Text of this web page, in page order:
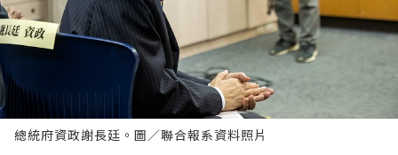
總統府資政謝長廷。圖／聯合報系資料照片